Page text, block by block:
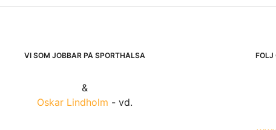
VI SOM JOBBAR PÅ SPORTHÄLSA
&
Oskar Lindholm - vd.
FÖLJ